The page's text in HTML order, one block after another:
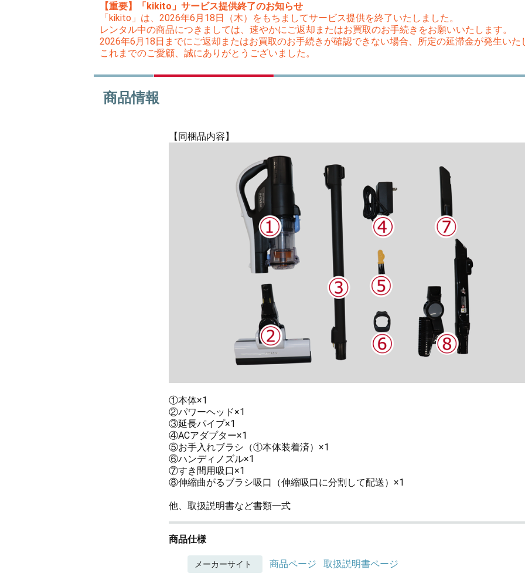
【重要】「kikito」サービス提供終了のお知らせ
「kikito」は、2026年6月18日（木）をもちましてサービス提供を終了いたしました。
レンタル中の商品につきましては、速やかにご返却またはお買取のお手続きをお願いいたします。
2026年6月18日までにご返却またはお買取のお手続きが確認できない場合、所定の延滞金が発生いた
これまでのご愛顧、誠にありがとうございました。
商品情報
【同梱品内容】
①本体×1
②パワーヘッド×1
③延長パイプ×1
④ACアダプター×1
⑤お手入れブラシ（①本体装着済）×1
⑥ハンディノズル×1
⑦すき間用吸口×1
⑧伸縮曲がるブラシ吸口（伸縮吸口に分割して配送）×1
他、取扱説明書など書類一式
商品仕様
メーカーサイト 商品ページ 取扱説明書ページ